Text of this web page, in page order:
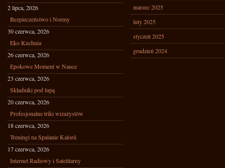
2 lipca, 2026
Bezpieczeństwo i Normy
30 czerwca, 2026
Eko Kuchnia
26 czerwca, 2026
Epokowe Moment w Nauce
23 czerwca, 2026
Składniki pod lupą
20 czerwca, 2026
Profesjonalne triki wizażystów
18 czerwca, 2026
Treningi na Spalanie Kalorii
17 czerwca, 2026
Internet Radiowy i Satelitarny
marzec 2025
luty 2025
styczeń 2025
grudzień 2024